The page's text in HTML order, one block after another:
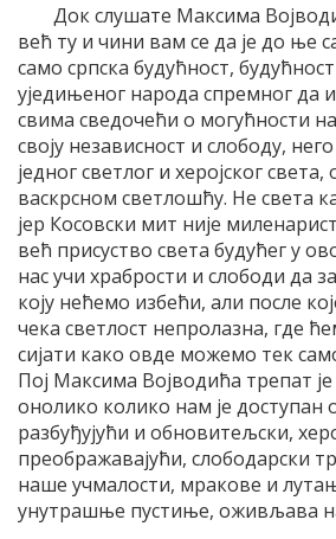
Док слушате Максима
већ ту и чини вам се да је до ње
само српска будућност,
уједињеног народа спремног да
свима сведочећи о могућности
своју независност и слободу,
једног светлог и херојског света,
васкрсном светлошћу. Не света
јер Косовски мит није
већ присуство света будућег у
нас учи храбрости и слободи да
коју нећемо избећи, али после
чека светлост непролазна, где
сијати како овде можемо тек
Пој Максима Војводића трепат је
онолико колико нам је доступан
разбуђујући и обновитељски,
преображавајући, слободарски
наше учмалости, мракове и
унутрашње пустиње, оживљава